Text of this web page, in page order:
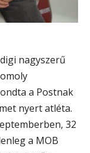
nagyszerű
a Postnak
nyert atléta.
32
a MOB